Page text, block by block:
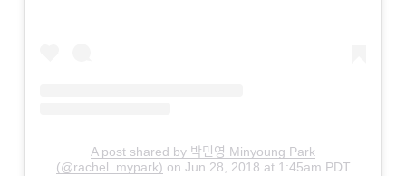
A post shared by 박민영 Minyoung Park
(@rachel_mypark) on Jun 28, 2018 at 1:45am PDT